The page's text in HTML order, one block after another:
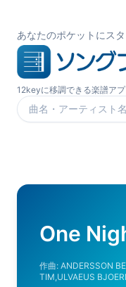
あなたのポケットにス
12keyに移調できる楽譜アプ
楽曲を検索
One
作曲: ANDERSSON
TIM,ULVAEUS